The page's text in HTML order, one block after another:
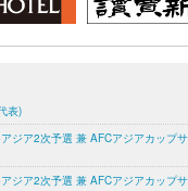
表)
ジア2次予選 兼 AFCアジアカップ
ジア2次予選 兼 AFCアジアカップ